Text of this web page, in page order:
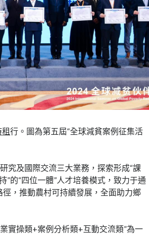
租行。圖為第五屆“全球減貧案例征集活
究及國際交流三大業務，探索形成“課
的“四位一體”人才培養模式，致力于通
，推動農村可持續發展，全面助力鄉
實操類+案例分析類+互動交流類”為一